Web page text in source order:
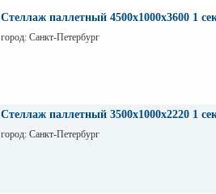
Стеллаж паллетный 4500х1000х3600 1
город: Санкт-Петербург
Стеллаж паллетный 3500х1000х2220 1
город: Санкт-Петербург